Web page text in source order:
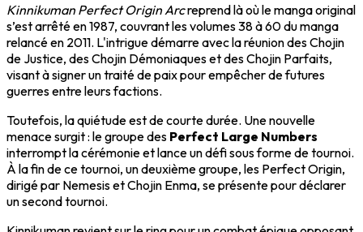
Kinnikuman Perfect Origin Arcreprend là où le manga original
s’est arrêté en 1987, couvrant les volumes 38 à 60 du manga
relancé en 2011. L'intrigue démarre avec la réunion des Chojin
de Justice, des Chojin Démoniaques et des Chojin Parfaits,
visant à signer un traité de paix pour empêcher de futures
guerres entre leurs factions.
Toutefois, la quiétude est de courte durée. Une nouvelle
menace surgit : le groupe des Perfect Large Numbers
interrompt la cérémonie et lance un défi sous forme de tournoi.
À la fin de ce tournoi, un deuxième groupe, les Perfect Origin,
dirigé par Nemesis et Chojin Enma, se présente pour déclarer
un second tournoi.